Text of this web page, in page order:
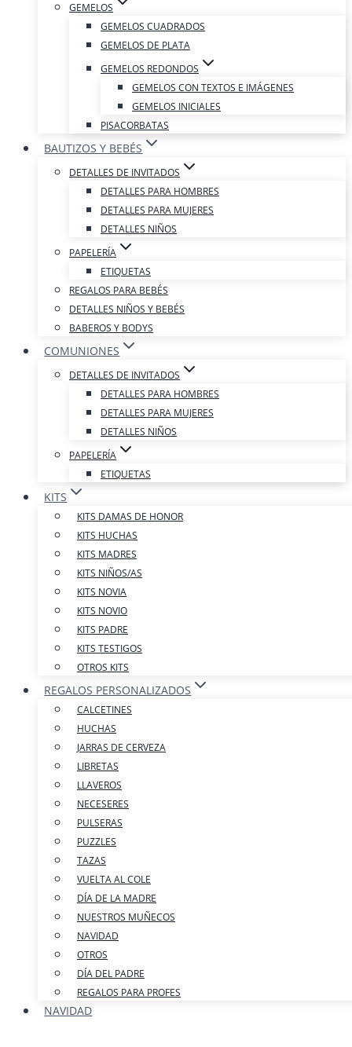
GEMELOS
GEMELOS CUADRADOS
GEMELOS DE PLATA
GEMELOS REDONDOS
GEMELOS CON TEXTOS E IMÁGENES
GEMELOS INICIALES
PISACORBATAS
BAUTIZOS Y BEBÉS
DETALLES DE INVITADOS
DETALLES PARA HOMBRES
DETALLES PARA MUJERES
DETALLES NIÑOS
PAPELERÍA
ETIQUETAS
REGALOS PARA BEBÉS
DETALLES NIÑOS Y BEBÉS
BABEROS Y BODYS
COMUNIONES
DETALLES DE INVITADOS
DETALLES PARA HOMBRES
DETALLES PARA MUJERES
DETALLES NIÑOS
PAPELERÍA
ETIQUETAS
KITS
KITS DAMAS DE HONOR
KITS HUCHAS
KITS MADRES
KITS NIÑOS/AS
KITS NOVIA
KITS NOVIO
KITS PADRE
KITS TESTIGOS
OTROS KITS
REGALOS PERSONALIZADOS
CALCETINES
HUCHAS
JARRAS DE CERVEZA
LIBRETAS
LLAVEROS
NECESERES
PULSERAS
PUZZLES
TAZAS
VUELTA AL COLE
DÍA DE LA MADRE
NUESTROS MUÑECOS
NAVIDAD
OTROS
DÍA DEL PADRE
REGALOS PARA PROFES
NAVIDAD